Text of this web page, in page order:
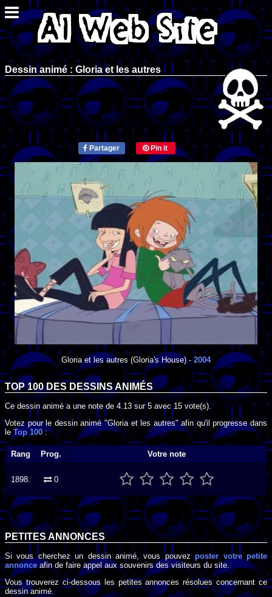
Dessin animé : Gloria et les autres
Partager Pin it
Gloria et les autres (Gloria's House) - 2004
TOP 100 DES DESSINS ANIMÉS
Ce dessin animé a une note de 4.13sur5 avec15 vote(s).
Votez pour le dessin animé "Gloria et les autres" afin qu'il progresse dans
leTop 100:
Rang Prog. Votre note
1898. 0
PETITES ANNONCES
Si vous cherchez un dessin animé, vous pouvezposter votre petite
annonce afin de faire appel aux souvenirs des visiteurs du site.
Vous trouverez ci-dessous les petites annonces résolues concernant ce
dessin animé.